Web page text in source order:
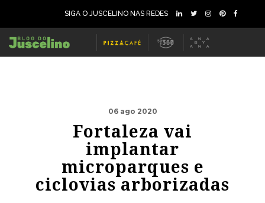
SIGA O JUSCELINO NAS REDES
06 ago 2020
Fortaleza vai
implantar
microparques e
ciclovias arborizadas